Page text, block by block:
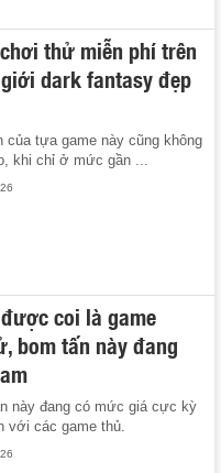
thử miễn phí trên
dark fantasy đẹp
của tựa game này cũng không
khi chỉ ở mức gần ...
coi là game
bom tấn này đang
này đang có mức giá cực kỳ
với các game thủ.